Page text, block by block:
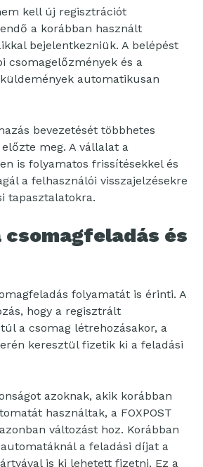
kell új regisztrációt
a korábban használt
bejelentkezniük. A belépést
csomagelőzmények és a
automatikusan
bevezetését többhetes
meg. A vállalat a
is folyamatos frissítésekkel és
a felhasználói visszajelzésekre
tapasztalatokra.
és
folyamatát is érinti. A
hogy a regisztrált
a csomag létrehozásakor, a
keresztül fizetik ki a feladási
azoknak, akik korábban
használtak, a FOXPOST
változást hoz. Korábban
automatáknál a feladási díjat a
is ki lehetett fizetni. Ez a